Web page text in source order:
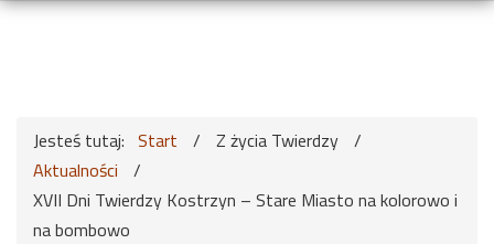
Jesteś tutaj: Start / Z życia Twierdzy /
Aktualności
/
XVII Dni Twierdzy Kostrzyn – Stare Miasto na kolorowo i
na bombowo